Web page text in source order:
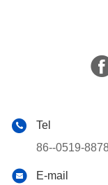
Tel
86--0519-
E-mail